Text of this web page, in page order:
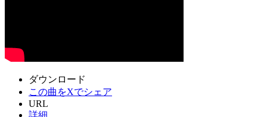
ダウンロード
この曲をXでシェア
URL